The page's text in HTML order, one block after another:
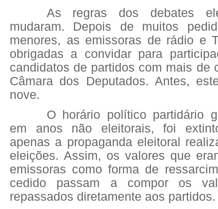
As regras dos debates
mudaram. Depois de muitos
menores, as emissoras de rádio e
obrigadas a convidar para
candidatos de partidos com mais de
Câmara dos Deputados. Antes,
nove.
O horário político partidário
em anos não eleitorais, foi
apenas a propaganda eleitoral
eleições. Assim, os valores que
emissoras como forma de
cedido passam a compor os
repassados diretamente aos partidos.